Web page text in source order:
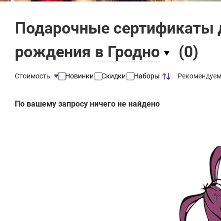
Подарочные сертификаты
рождения в Гродно (0)
Стоимость Новинки Скидки Наборы
По вашему запросу ничего не найдено